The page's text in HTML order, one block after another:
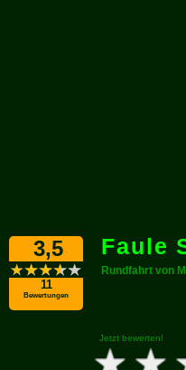
3,5
11
Bewertungen
Faule
Rundfahrt von
Jetzt bewerten!